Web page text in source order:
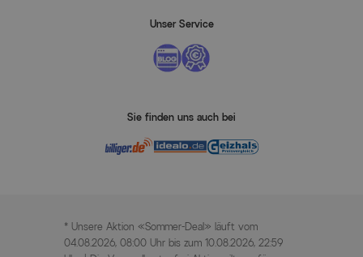
Unser Service
Sie finden uns auch bei
* Unsere Aktion «Sommer-Deal» läuft vom
04.08.2026, 08:00 Uhr bis zum 10.08.2026, 22:59